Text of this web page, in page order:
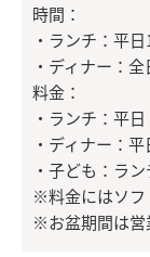
時間：
・ランチ：平
・ディナー：
料金：
・ランチ：平
・ディナー：
・子ども：ラ
※料金にはソフ
※お盆期間は営